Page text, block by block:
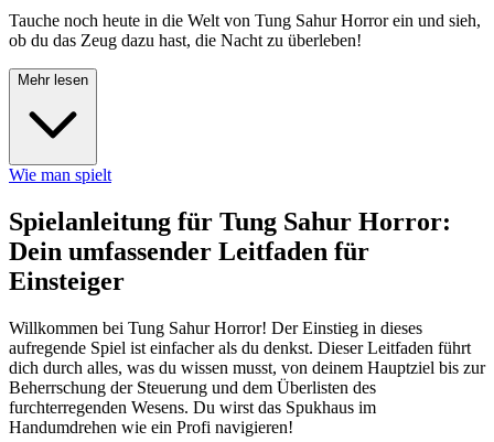
Tauche noch heute in die Welt von Tung Sahur Horror ein und sieh,
ob du das Zeug dazu hast, die Nacht zu überleben!
Mehr lesen
Wie man spielt
Spielanleitung für Tung Sahur Horror:
Dein umfassender Leitfaden für
Einsteiger
Willkommen bei Tung Sahur Horror! Der Einstieg in dieses
aufregende Spiel ist einfacher als du denkst. Dieser Leitfaden führt
dich durch alles, was du wissen musst, von deinem Hauptziel bis zur
Beherrschung der Steuerung und dem Überlisten des
furchterregenden Wesens. Du wirst das Spukhaus im
Handumdrehen wie ein Profi navigieren!